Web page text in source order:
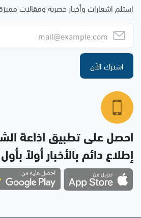
استلم اشعارات وأخبار حصرية ومقالات
اشترك الآن
احصل على تطبيق اذاعة
إطلاع دائم بالأخبار أولاً بأول